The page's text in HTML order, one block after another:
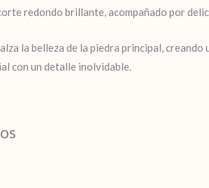
redondo brillante, acompañado por
la belleza de la piedra principal,
con un detalle inolvidable.